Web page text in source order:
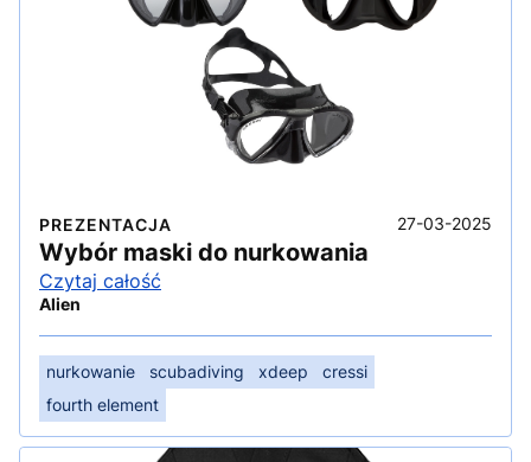
PREZENTACJA 27-03-2025
Wybór maski do nurkowania
Czytaj całość
Alien
nurkowanie scubadiving xdeep
cressi
fourth element